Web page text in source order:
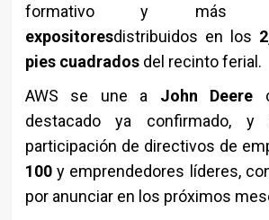
formativo y
expositoresdistribuidos en los
pies cuadradosdel recinto ferial.
AWS se une a John Deere
destacado ya confirmado,
participación de directivos de
100y emprendedores líderes,
por anunciar en los próximos